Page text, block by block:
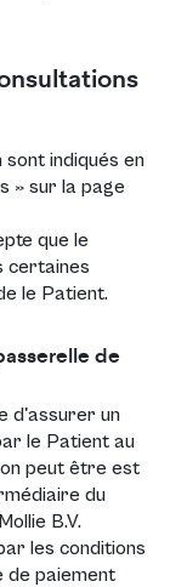
indiqués en
» sur la page
que le
certaines
le Patient.
de
d'assurer un
le Patient au
peut être est
du
B.V.
les conditions
de paiement